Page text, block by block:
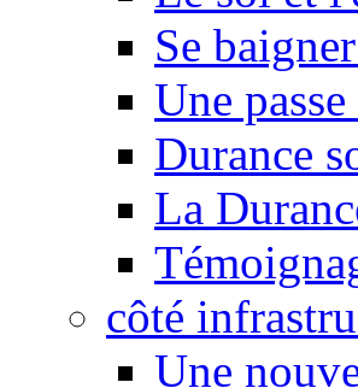
Se
Une
Durance
La
côté
Une